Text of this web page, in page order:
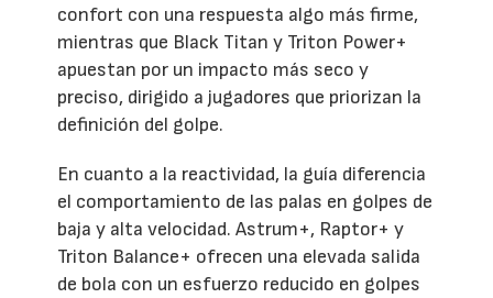
confort con una respuesta algo más firme,
mientras que Black Titan y Triton Power+
apuestan por un impacto más seco y
preciso, dirigido a jugadores que priorizan la
definición del golpe.
En cuanto a la reactividad, la guía diferencia
el comportamiento de las palas en golpes de
baja y alta velocidad. Astrum+, Raptor+ y
Triton Balance+ ofrecen una elevada salida
de bola con un esfuerzo reducido en golpes